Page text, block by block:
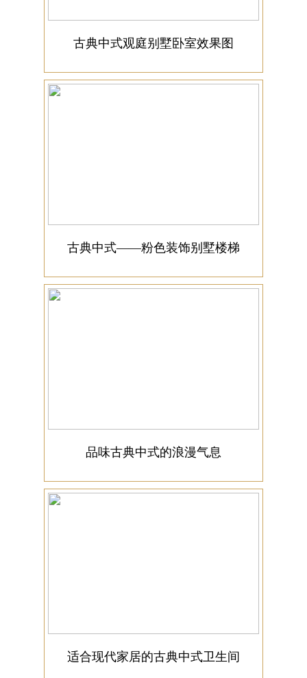
古典中式观庭别墅卧室效果图
古典中式——粉色装饰别墅楼梯
品味古典中式的浪漫气息
适合现代家居的古典中式卫生间